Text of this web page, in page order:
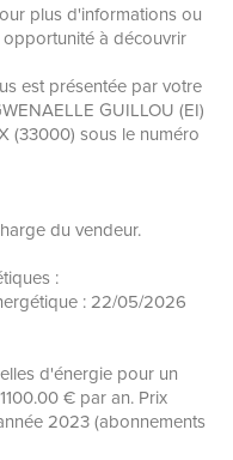
plus d'informations ou
à découvrir
est présentée par votre
GUILLOU (EI)
(33000) sous le numéro
du vendeur.
:
: 22/05/2026
d'énergie pour un
€ par an. Prix
2023 (abonnements